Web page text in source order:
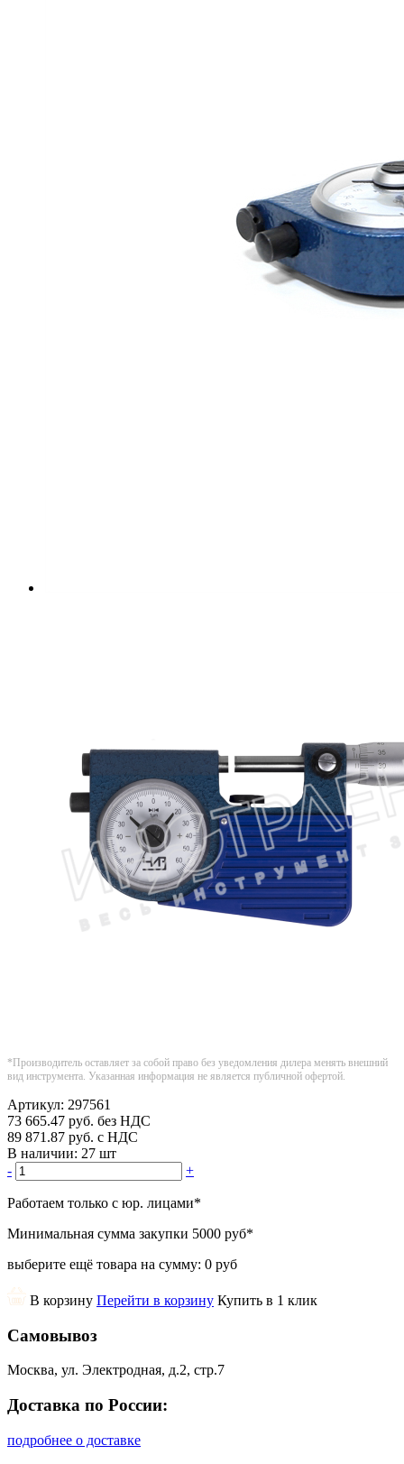
*Производитель оставляет за собой право без уведомления дилера менять внешний
вид инструмента. Указанная информация не является публичной офертой.
Артикул: 297561
73 665.47 руб. без НДС
89 871.87 руб. с НДС
В наличии: 27 шт
-
+
Работаем только с юр. лицами*
Минимальная сумма закупки 5000 руб*
выберите ещё товара на сумму: 0 руб
В корзину Перейти в корзину Купить в 1 клик
Самовывоз
Москва, ул. Электродная, д.2, стр.7
Доставка по России:
подробнее о доставке